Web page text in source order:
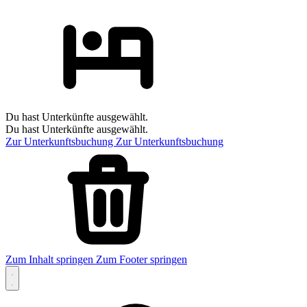
Du hast Unterkünfte ausgewählt.
Du hast Unterkünfte ausgewählt.
Zur Unterkunftsbuchung Zur Unterkunftsbuchung
Zum Inhalt springen Zum Footer springen